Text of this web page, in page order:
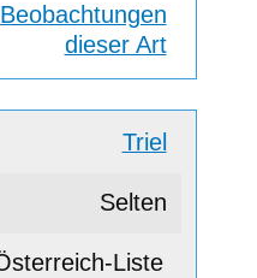
Beobachtungen
dieser Art
Triel
Selten